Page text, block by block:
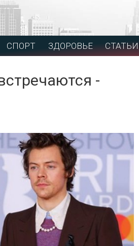
СПОРТ ЗДОРОВЬЕ СТАТЬИ
-